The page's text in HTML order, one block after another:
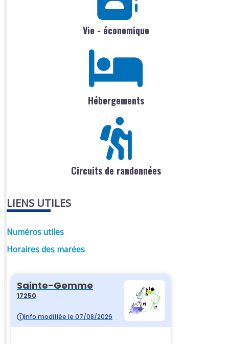
Vie - économique
Hébergements
Circuits de randonnées
LIENS UTILES
Numéros utiles
Horaires des marées